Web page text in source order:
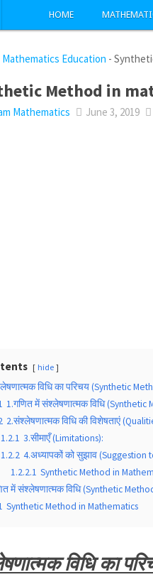
HOME
Mathematics Education -
Method in
Mathematics June 3, 2019
hide
विधि का परिचय (Synthetic
1.गणित में संश्लेषणात्मक विधि (Synthetic
2.संश्लेषणात्मक विधि की विशेषताएं
1.2.1 3.सीमाएँ (Limitations):
1.2.2 4.अध्यापकों को सुझाव (Suggestion
1.2.2.1 Synthetic Method in
में संश्लेषणात्मक विधि (Synthetic
Synthetic Method in Mathematics
विधि का